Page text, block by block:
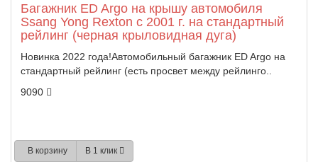
Багажник ED Argo на крышу автомобиля
Ssang Yong Rexton с 2001 г. на стандартный
рейлинг (черная крыловидная дуга)
Новинка 2022 года!Автомобильный багажник ED Argo на
стандартный рейлинг (есть просвет между рейлинго..
9090
В корзину В 1 клик